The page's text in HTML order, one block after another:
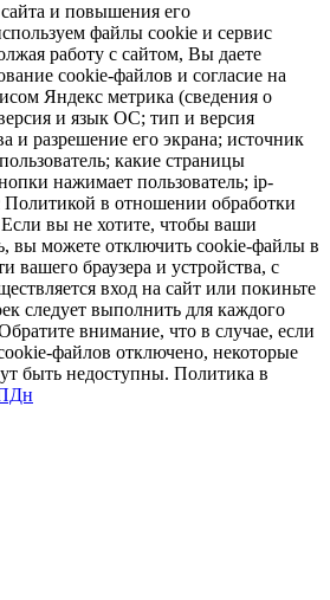
и повышения его
файлы cookie и сервис
работу с сайтом, Вы даете
cookie-файлов и согласие на
Яндекс метрика (сведения о
и язык ОС; тип и версия
и разрешение его экрана; источник
какие страницы
нажимает пользователь; ip-
Политикой в отношении обработки
вы не хотите, чтобы ваши
вы можете отключить cookie-файлы в
вашего браузера и устройства, с
вход на сайт или покиньте
следует выполнить для каждого
внимание, что в случае, если
файлов отключено, некоторые
быть недоступны. Политика в